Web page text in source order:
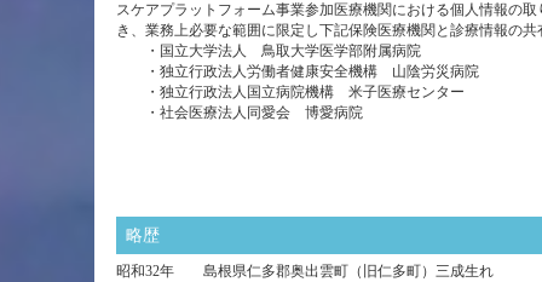
スケアプラットフォーム事業参加医療機関における個人情報の
き、業務上必要な範囲に限定し下記保険医療機関と診療情報の
・国立大学法人 鳥取大学医学部附属病院
・独立行政法人労働者健康安全機構 山陰労災病院
・独立行政法人国立病院機構 米子医療センター
・社会医療法人同愛会 博愛病院
略歴
昭和32年 島根県仁多郡奥出雲町（旧仁多町）三成生れ